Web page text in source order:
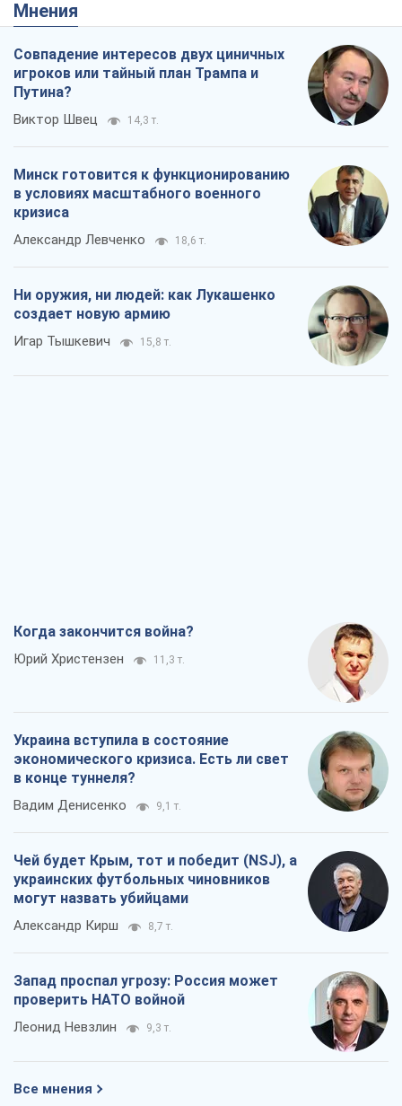
Мнения
Совпадение интересов двух циничных
игроков или тайный план Трампа и
Путина?
Виктор Швец 14,3 т.
Минск готовится к функционированию
в условиях масштабного военного
кризиса
Александр Левченко 18,6 т.
Ни оружия, ни людей: как Лукашенко
создает новую армию
Игар Тышкевич 15,8 т.
Когда закончится война?
Юрий Христензен 11,3 т.
Украина вступила в состояние
экономического кризиса. Есть ли свет
в конце туннеля?
Вадим Денисенко 9,1 т.
Чей будет Крым, тот и победит (NSJ), а
украинских футбольных чиновников
могут назвать убийцами
Александр Кирш 8,7 т.
Запад проспал угрозу: Россия может
проверить НАТО войной
Леонид Невзлин 9,3 т.
Все мнения